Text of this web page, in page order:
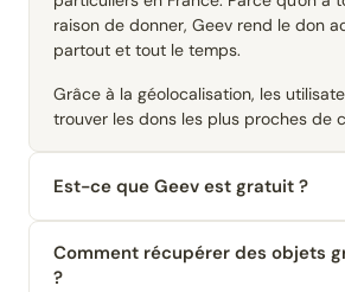
raison de donner, Geev rend le don
partout et tout le temps.
Grâce à la géolocalisation, les
trouver les dons les plus proches de
Est-ce que Geev est gratuit ?
Comment récupérer des objets
?